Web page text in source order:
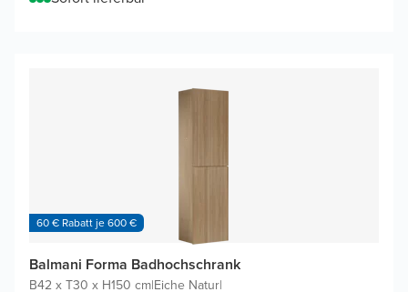
60 € Rabatt je 600 €
Balmani Forma Badhochschrank
B42 x T30 x H150 cm|Eiche Natur|